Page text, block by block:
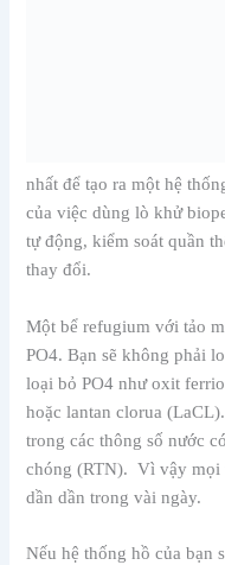
nhất để tạo ra một hệ
của việc dùng lò khử
tự động, kiểm soát quần
thay đổi.
Một bể refugium với tảo
PO4. Bạn sẽ không phải
loại bỏ PO4 như oxit
hoặc lantan clorua
trong các thông số nước
chóng (RTN). Vì vậy mọi
dần dần trong vài ngày.
Nếu hệ thống hồ của bạn